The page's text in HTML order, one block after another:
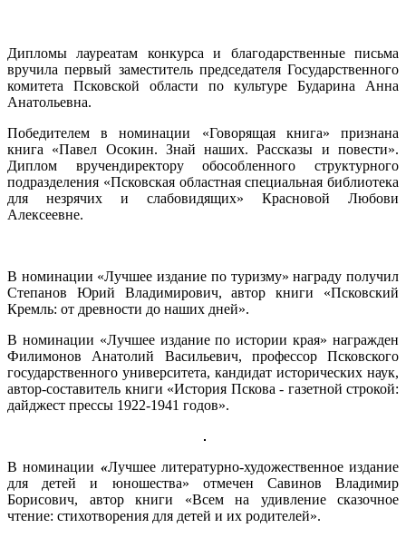
Дипломы лауреатам конкурса и благодарственные письма
вручила первый заместитель председателя Государственного
комитета Псковской области по культуре Бударина Анна
Анатольевна.
Победителем в номинации «Говорящая книга» признана
книга «Павел Осокин. Знай наших. Рассказы и повести».
Диплом вручендиректору обособленного структурного
подразделения «Псковская областная специальная библиотека
для незрячих и слабовидящих» Красновой Любови
Алексеевне.
В номинации «Лучшее издание по туризму» награду получил
Степанов Юрий Владимирович, автор книги «Псковский
Кремль: от древности до наших дней».
В номинации «Лучшее издание по истории края» награжден
Филимонов Анатолий Васильевич, профессор Псковского
государственного университета, кандидат исторических наук,
автор-составитель книги «История Пскова - газетной строкой:
дайджест прессы 1922-1941 годов».
В номинации «Лучшее литературно-художественное издание
для детей и юношества» отмечен Савинов Владимир
Борисович, автор книги «Всем на удивление сказочное
чтение: стихотворения для детей и их родителей».